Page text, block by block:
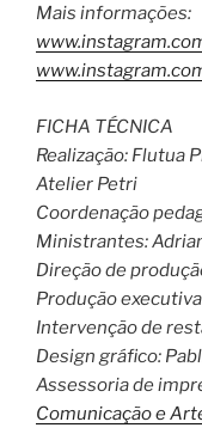
Mais informações:
FICHA TÉCNICA
Realização: Flutua
Atelier Petri
Coordenação
Ministrantes:
Direção de
Produção
Intervenção de
Design gráfico:
Assessoria de
Comunicação e